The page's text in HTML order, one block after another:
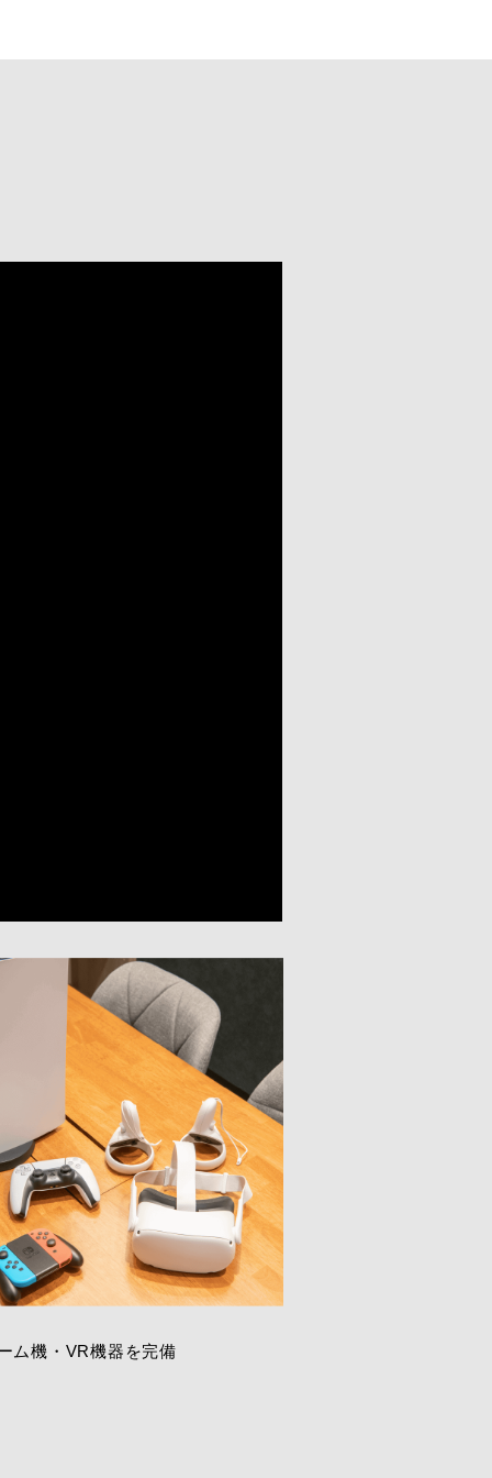
せ
COMPANY
PRIVACY POLICY
ム機・VR機器を完備